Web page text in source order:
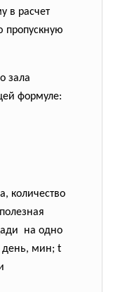
в расчет
зала
формуле:
количество
на одно
день, мин; t